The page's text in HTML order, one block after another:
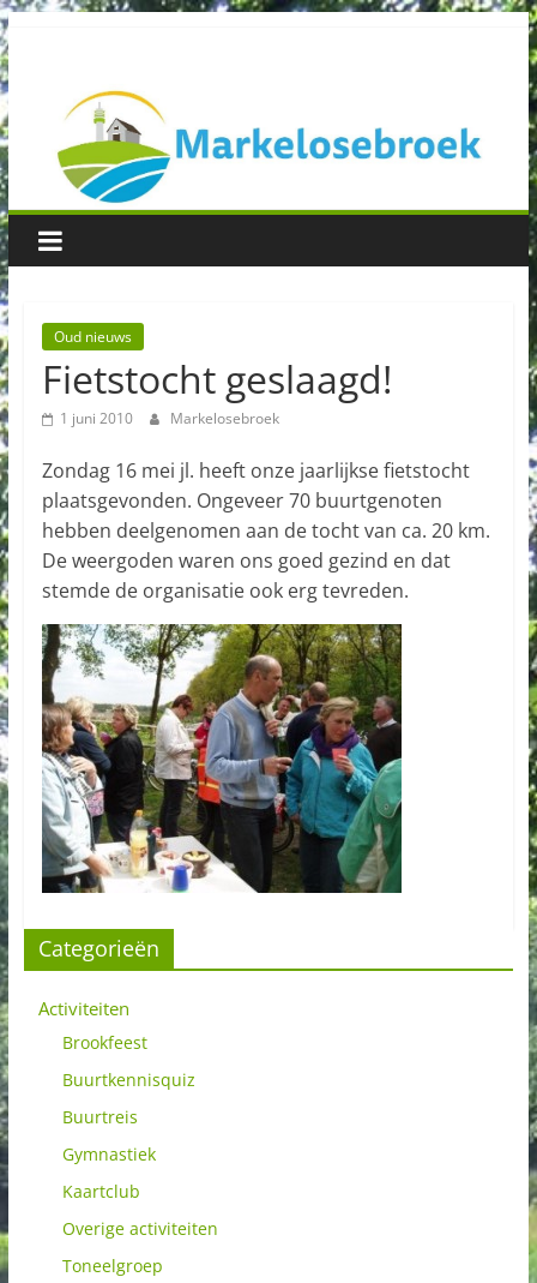
Spring
naar
inhoudBuurtvereniging
Markelosebroek
Oud nieuws
Fietstocht geslaagd!
1 juni 2010 Markelosebroek
Zondag 16 mei jl. heeft onze jaarlijkse fietstocht
plaatsgevonden. Ongeveer 70 buurtgenoten
hebben deelgenomen aan de tocht van ca. 20 km.
De weergoden waren ons goed gezind en dat
stemde de organisatie ook erg tevreden.
Categorieën
Activiteiten
Brookfeest
Buurtkennisquiz
Buurtreis
Gymnastiek
Kaartclub
Overige activiteiten
Toneelgroep